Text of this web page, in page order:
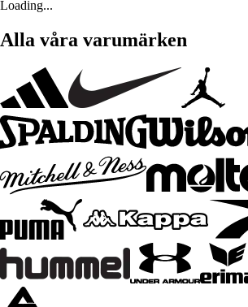
Loading...
Alla våra varumärken